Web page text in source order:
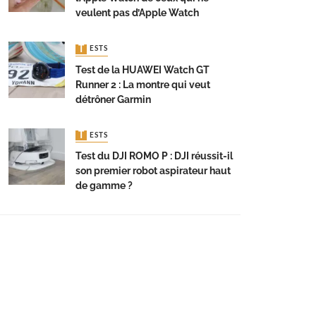
veulent pas d’Apple Watch
TESTS
Test de la HUAWEI Watch GT
Runner 2 : La montre qui veut
détrôner Garmin
TESTS
Test du DJI ROMO P : DJI réussit-il
son premier robot aspirateur haut
de gamme ?